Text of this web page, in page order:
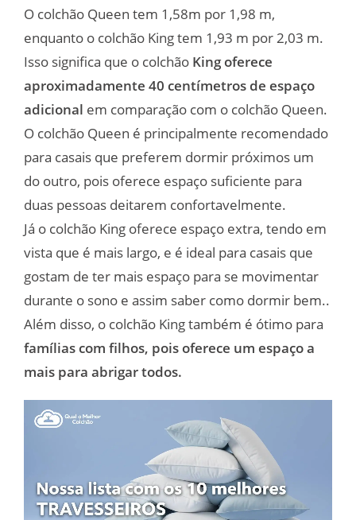
O colchão Queen tem 1,58m por 1,98 m,
enquanto o colchão King tem 1,93 m por 2,03 m.
Isso significa que o colchão King oferece
aproximadamente 40 centímetros de espaço
adicional em comparação com o colchão Queen.
O colchão Queen é principalmente recomendado
para casais que preferem dormir próximos um
do outro, pois oferece espaço suficiente para
duas pessoas deitarem confortavelmente.
Já o colchão King oferece espaço extra, tendo em
vista que é mais largo, e é ideal para casais que
gostam de ter mais espaço para se movimentar
durante o sono e assim saber como dormir bem..
Além disso, o colchão King também é ótimo para
famílias com filhos, pois oferece um espaço a
mais para abrigar todos.